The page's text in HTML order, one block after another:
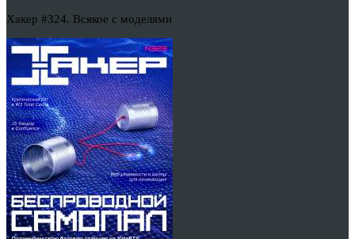
Хакер #324. Всякое с моделями